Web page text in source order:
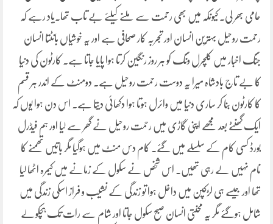
حامی بھر لی۔ کیونکہ میں بھی رحمت سے ملنے کیلئے بے تاب تھا۔یاد رہے کہ
رحمت روحیل بہترین انسان اور تجربہ کار صحافی ہے اور یہ خوشیاں بانٹتا انسان
جنگ اخبار میں کلچرل ونگ کو ہر روز رنگین کرتا ہوا پایا جاتا ہے۔ کارٹون کی دنیا
کا بے تاج بادشاہ میرا یہ دوست رحمت روحیل ہے۔ دومنٹ کے اندر ہر قسم
کا کارٹون بنا کر ساری دنیا میں وائرل ہوتا ہوا دکھائی دیتا ہے۔ اس دن ہوا یوں کہ
ایک گھنٹے بعد مجھے اپنی گاڑی میں رحمت روحیل نے گھر سے لیا اور ہم فیڈرل
بورڈ کسی کام کے سلسلے میں گئے۔ کام دس منٹ میں ہوگیا مگر باتیں تھمنے کا
نام نہیں لے رہی تھیں۔ اس شخص نے سکول کے زمانے میں کیمرہ اٹھا لیا
تھا اور جیسے ہی لڑکپن میں داخل ہوا تو زندگی کے نشیب و فراز اسکی زندگی میں
شامل ہوگئے مگر یہ محنتی انسان صبح سکول جاتا اور شام سے رات تک ہچکولے